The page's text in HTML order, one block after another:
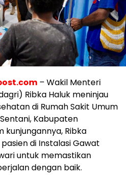
– Wakil Menteri
Ribka Haluk meninjau
di Rumah Sakit Umum
Kabupaten
kunjungannya, Ribka
di Instalasi Gawat
untuk memastikan
dengan baik.